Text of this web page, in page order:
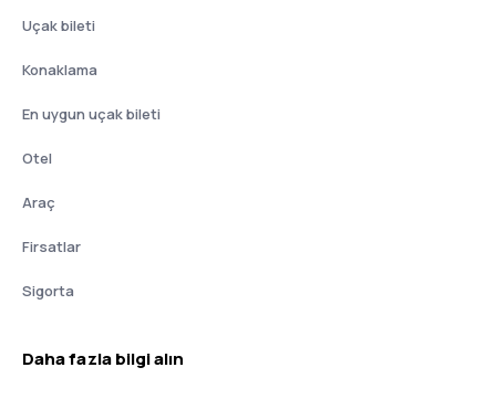
Uçak bileti
Konaklama
En uygun uçak bileti
Otel
Araç
Firsatlar
Sigorta
Daha fazla bilgi alın